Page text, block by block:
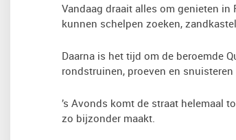
Vandaag draait alles om genieten
kunnen schelpen zoeken,
Daarna is het tijd om de beroemde
rondstruinen, proeven en
’s Avonds komt de straat helemaal
zo bijzonder maakt.